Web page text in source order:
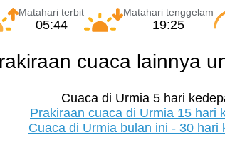
Matahari terbit
05:44
Matahari tenggelam
19:25
cuaca lainnya
Cuaca di Urmia 5 hari
Prakiraan cuaca di Urmia 15 hari
Cuaca di Urmia bulan ini - 30 hari